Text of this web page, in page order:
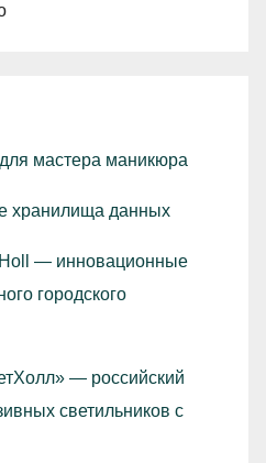
мастера маникюра
хранилища данных
— инновационные
городского
— российский
светильников с